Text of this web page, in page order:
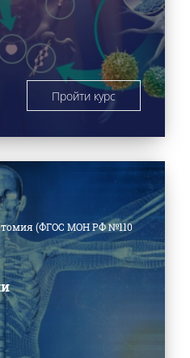
Пройти курс
(ФГОС МОН РФ №110